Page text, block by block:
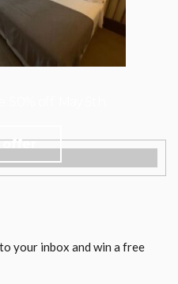
offer
your inbox and win a free